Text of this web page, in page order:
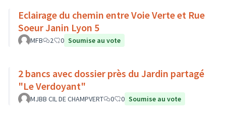
Eclairage du chemin entre Voie Verte et Rue
Soeur Janin Lyon 5
MFB 2 0 Soumise au vote
2 bancs avec dossier près du Jardin partagé
"Le Verdoyant"
MJBB CIL DE CHAMPVERT 0 0 Soumise au vote